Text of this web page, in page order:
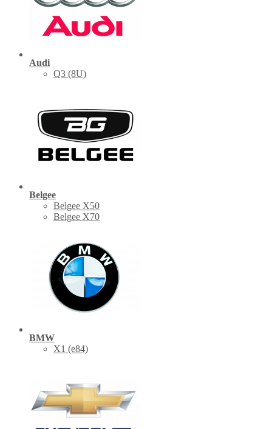
Audi
Q3 (8U)
Belgee
Belgee X50
Belgee X70
BMW
X1 (е84)